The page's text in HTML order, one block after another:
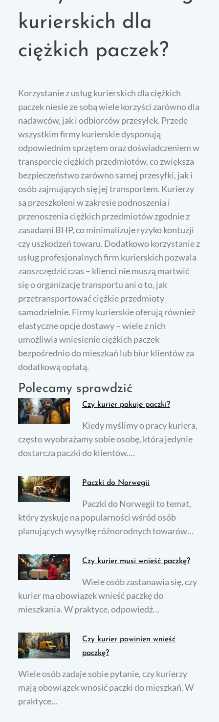
kurierskich dla
ciężkich paczek?
Korzystanie z usług kurierskich dla ciężkich
paczek niesie ze sobą wiele korzyści zarówno dla
nadawców, jak i odbiorców przesyłek. Przede
wszystkim firmy kurierskie dysponują
odpowiednim sprzętem oraz doświadczeniem w
transporcie ciężkich przedmiotów, co zwiększa
bezpieczeństwo zarówno samej przesyłki, jak i
osób zajmujących się jej transportem. Kurierzy
są przeszkoleni w zakresie podnoszenia i
przenoszenia ciężkich przedmiotów zgodnie z
zasadami BHP, co minimalizuje ryzyko kontuzji
czy uszkodzeń towaru. Dodatkowo korzystanie z
usług profesjonalnych firm kurierskich pozwala
zaoszczędzić czas – klienci nie muszą martwić
się o organizację transportu ani o to, jak
przetransportować ciężkie przedmioty
samodzielnie. Firmy kurierskie oferują również
elastyczne opcje dostawy – wiele z nich
umożliwia wniesienie ciężkich paczek
bezpośrednio do mieszkań lub biur klientów za
dodatkową opłatą.
Polecamy sprawdzić
Czy kurier pakuje paczki?
Kiedy myślimy o pracy kuriera,
często wyobrażamy sobie osobę, która jedynie
dostarcza paczki do klientów.…
Paczki do Norwegii
Paczki do Norwegii to temat,
który zyskuje na popularności wśród osób
planujących wysyłkę różnorodnych towarów…
Czy kurier musi wnieść paczkę?
Wiele osób zastanawia się, czy
kurier ma obowiązek wnieść paczkę do
mieszkania. W praktyce, odpowiedź…
Czy kurier powinien wnieść
paczkę?
Wiele osób zadaje sobie pytanie, czy kurierzy
mają obowiązek wnosić paczki do mieszkań. W
praktyce…